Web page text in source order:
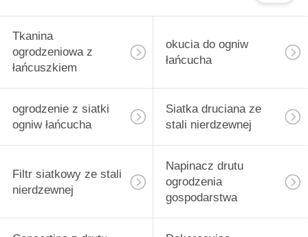
Tkanina
ogrodzeniowa z
łańcuszkiem
okucia do ogniw
łańcucha
ogrodzenie z siatki
ogniw łańcucha
Siatka druciana ze
stali nierdzewnej
Filtr siatkowy ze stali
nierdzewnej
Napinacz drutu
ogrodzenia
gospodarstwa